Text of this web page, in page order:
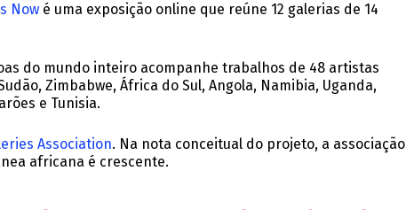
Now é uma exposição online que reúne 12 galerias de 14
do mundo inteiro acompanhe trabalhos de 48 artistas
Zimbabwe, África do Sul, Angola, Namibia, Uganda,
e Tunisia.
Association. Na nota conceitual do projeto, a associação
africana é crescente.